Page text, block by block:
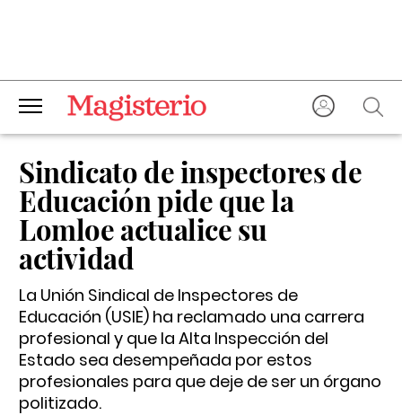
Sindicato de inspectores de
Educación pide que la
Lomloe actualice su
actividad
La Unión Sindical de Inspectores de
Educación (USIE) ha reclamado una carrera
profesional y que la Alta Inspección del
Estado sea desempeñada por estos
profesionales para que deje de ser un órgano
politizado.